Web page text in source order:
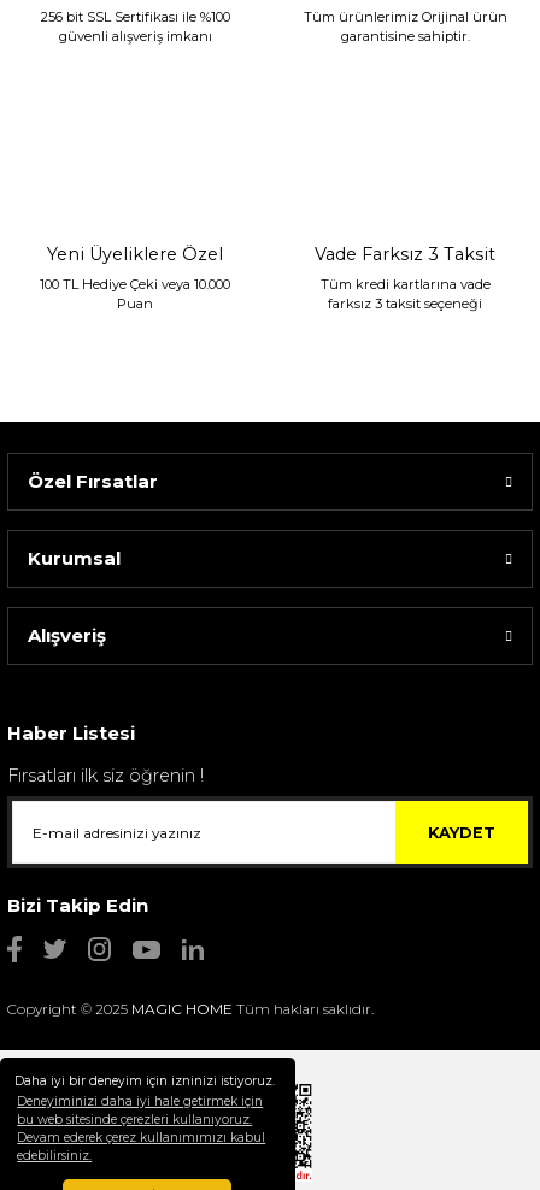
Daha iyi bir deneyim için izninizi istiyoruz.
Deneyiminizi daha iyi hale getirmek için
bu web sitesinde çerezleri kullanıyoruz.
Devam ederek çerez kullanımımızı kabul
edebilirsiniz.
256 bit SSL Sertifikası ile %100
güvenli alışveriş imkanı
Tüm ürünlerimiz Orijinal ürün
garantisine sahiptir.
Yeni Üyeliklere Özel
100 TL Hediye Çeki veya 10.000
Puan
Vade Farksız 3 Taksit
Tüm kredi kartlarına vade
farksız 3 taksit seçeneği
Özel Fırsatlar
Kurumsal
Alışveriş
Haber Listesi
Fırsatları ilk siz öğrenin !
KAYDET
Bizi Takip Edin
Copyright © 2025 MAGIC HOME Tüm hakları saklıdır.